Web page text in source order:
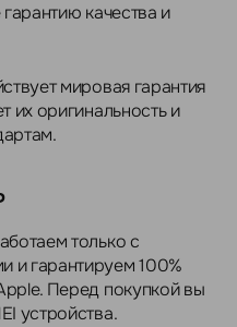
качества и
мировая гарантия
их оригинальность и
только с
и гарантируем 100%
Перед покупкой вы
устройства.